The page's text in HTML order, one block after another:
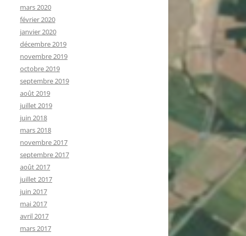
mars 2020
février 2020
janvier 2020
décembre 2019
novembre 2019
octobre 2019
septembre 2019
août 2019
juillet 2019
juin 2018
mars 2018
novembre 2017
septembre 2017
août 2017
juillet 2017
juin 2017
mai 2017
avril 2017
mars 2017